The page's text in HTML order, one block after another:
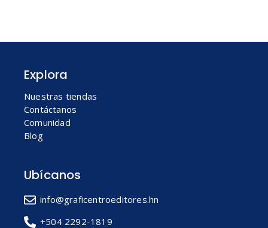
Explora
Nuestras tiendas
Contáctanos
Comunidad
Blog
Ubícanos
info@graficentroeditores.hn
+504 2292-1819